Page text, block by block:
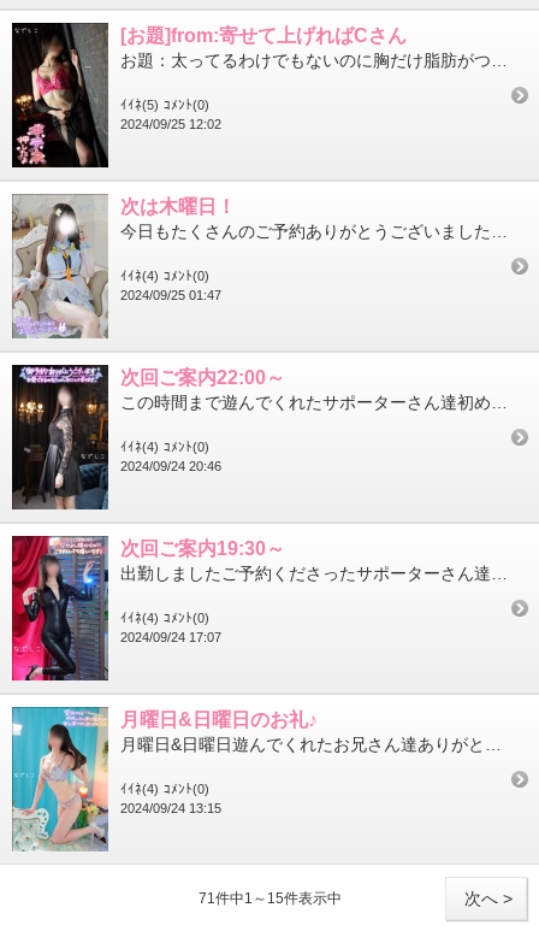
[お題]from:寄せて上げればCさん
ｲｲﾈ(5) ｺﾒﾝﾄ(0)
2024/09/25 12:02
次は木曜日！
ｲｲﾈ(4) ｺﾒﾝﾄ(0)
2024/09/25 01:47
次回ご案内22:00～
ｲｲﾈ(4) ｺﾒﾝﾄ(0)
2024/09/24 20:46
次回ご案内19:30～
ｲｲﾈ(4) ｺﾒﾝﾄ(0)
2024/09/24 17:07
月曜日&日曜日のお礼♪
ｲｲﾈ(4) ｺﾒﾝﾄ(0)
2024/09/24 13:15
次へ >
71件中1～15件表示中